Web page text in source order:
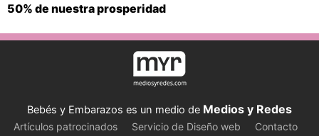
50% de nuestra prosperidad
Bebés y Embarazos es un medio de Medios y Redes
Artículos patrocinados Servicio de Diseño web
Contacto